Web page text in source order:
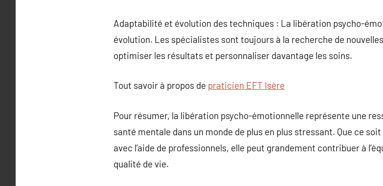
Adaptabilité et évolution des techniques : La libération psycho-
évolution. Les spécialistes sont toujours à la recherche de
optimiser les résultats et personnaliser davantage les soins.
Tout savoir à propos de praticien EFT Isère
Pour résumer, la libération psycho-émotionnelle représente une
santé mentale dans un monde de plus en plus stressant. Que ce
avec l’aide de professionnels, elle peut grandement contribuer à
qualité de vie.